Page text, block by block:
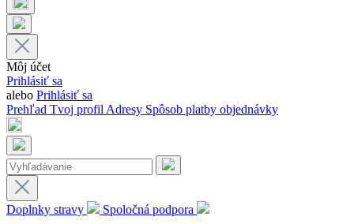
Môj účet
Prihlásiť sa
alebo Prihlásiť sa
Prehľad Tvoj profilAdresy Spôsob platby objednávky
Doplnky stravy
Spoločná podpora